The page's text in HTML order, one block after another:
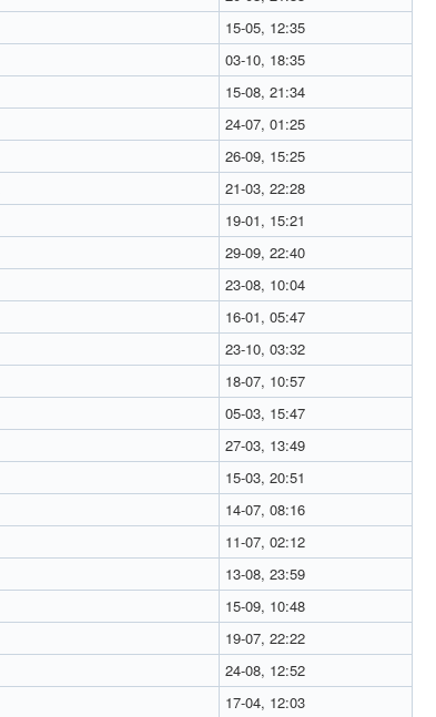
15-05, 12:35
03-10, 18:35
15-08, 21:34
24-07, 01:25
26-09, 15:25
21-03, 22:28
19-01, 15:21
29-09, 22:40
23-08, 10:04
16-01, 05:47
23-10, 03:32
18-07, 10:57
05-03, 15:47
27-03, 13:49
15-03, 20:51
14-07, 08:16
11-07, 02:12
13-08, 23:59
15-09, 10:48
19-07, 22:22
24-08, 12:52
17-04, 12:03